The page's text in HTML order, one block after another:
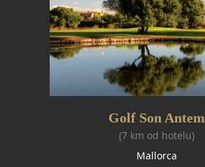
Golf Son Antem
(7 km od hotelu)
Mallorca